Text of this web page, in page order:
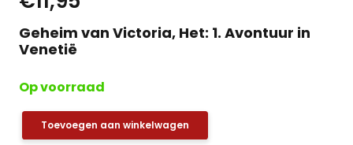
Geheim van Victoria, Het: 1. Avontuur in
Venetië
Op voorraad
Geheim
Toevoegen aan winkelwagen